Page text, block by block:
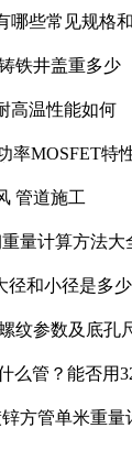
哪些常见规格
铁井盖重多少
高温性能如何
率MOSFET特
管道施工
量计算方法大
径和小径是多少
纹参数及底孔
么管？能否用
锌方管单米重